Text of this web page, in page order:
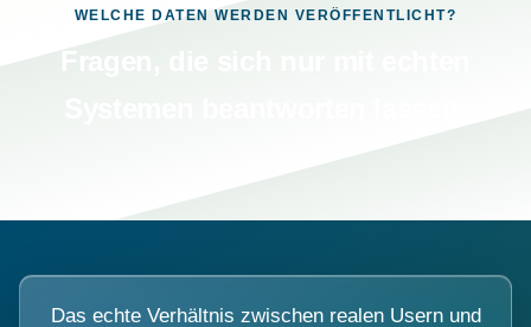
WELCHE DATEN WERDEN VERÖFFENTLICHT?
Das echte Verhältnis zwischen realen Usern und